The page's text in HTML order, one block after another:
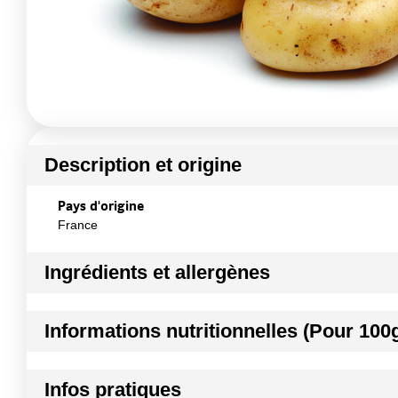
Description et origine
Pays d'origine
France
Ingrédients et allergènes
100% POMME DE TERRE. Produit non OGM, non ionisé.
Informations nutritionnelles (Pour
Infos pratiques